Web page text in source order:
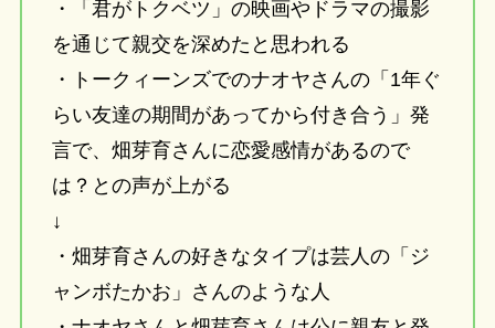
・「君がトクベツ」の映画やドラマの撮影
を通じて親交を深めたと思われる
・トークィーンズでのナオヤさんの「1年ぐ
らい友達の期間があってから付き合う」発
言で、畑芽育さんに恋愛感情があるので
は？との声が上がる
↓
・畑芽育さんの好きなタイプは芸人の「ジ
ャンボたかお」さんのような人